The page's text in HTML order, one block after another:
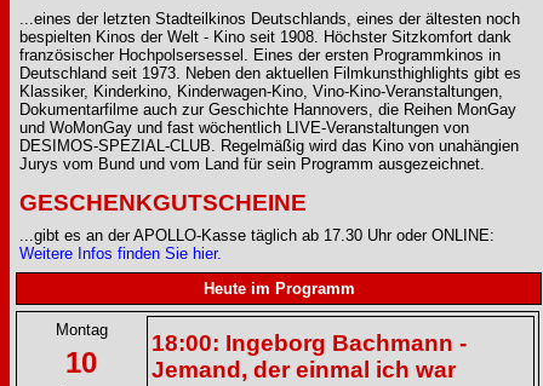
...eines der letzten Stadteilkinos Deutschlands, eines der ältesten noch
bespielten Kinos der Welt - Kino seit 1908. Höchster Sitzkomfort dank
französischer Hochpolsersessel. Eines der ersten Programmkinos in
Deutschland seit 1973. Neben den aktuellen Filmkunsthighlights gibt es
Klassiker, Kinderkino, Kinderwagen-Kino, Vino-Kino-Veranstaltungen,
Dokumentarfilme auch zur Geschichte Hannovers, die Reihen MonGay
und WoMonGay und fast wöchentlich LIVE-Veranstaltungen von
DESIMOS-SPEZIAL-CLUB. Regelmäßig wird das Kino von unahängien
Jurys vom Bund und vom Land für sein Programm ausgezeichnet.
GESCHENKGUTSCHEINE
...gibt es an der APOLLO-Kasse täglich ab 17.30 Uhr oder ONLINE:
Weitere Infos finden Sie hier.
Heute im Programm
Montag
10
18:00: Ingeborg Bachmann -
Jemand, der einmal ich war